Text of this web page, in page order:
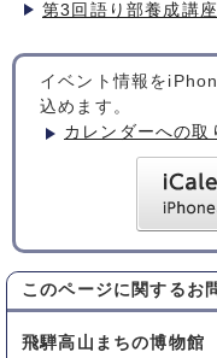
第3回語り部養成講
イベント情報を
込めます。
カレンダーへの取
このページに関する お
飛騨高山まちの博物館